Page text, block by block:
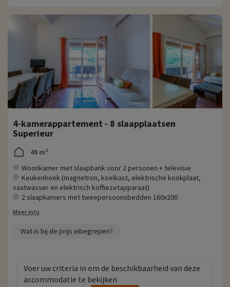
4-kamerappartement - 8 slaapplaatsen
Superieur
49 m²
Woonkamer met slaapbank voor 2 personen + televisie
Keukenhoek (magnetron, koelkast, elektrische kookplaat,
vaatwasser en elektrisch koffiezetapparaat)
2 slaapkamers met tweepersoonsbedden 160x200
Meer info
Wat is bij de prijs inbegrepen?
Voer uw criteria in om de beschikbaarheid van deze
accommodatie te bekijken